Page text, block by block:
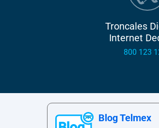
Troncales
Internet
800 123
Blog Telmex